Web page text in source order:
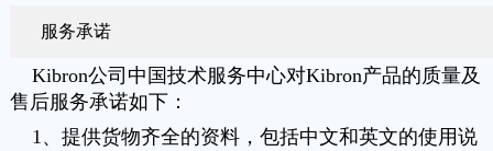
服务承诺
Kibron公司中国技术服务中心对Kibron产品的质量及
售后服务承诺如下：
1、提供货物齐全的资料，包括中文和英文的使用说